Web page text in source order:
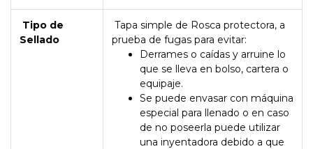
Tipo de
Sellado
Tapa simple de Rosca protectora, a
prueba de fugas para evitar:
Derrames o caídas y arruine lo
que se lleva en bolso, cartera o
equipaje.
Se puede envasar con máquina
especial para llenado o en caso
de no poseerla puede utilizar
una inyentadora debido a que